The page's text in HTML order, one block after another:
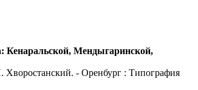
Кенаральской, Мендыгаринской,
Хворостанский. - Оренбург : Типография